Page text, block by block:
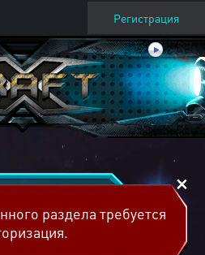
Регистрация
раздела требуется